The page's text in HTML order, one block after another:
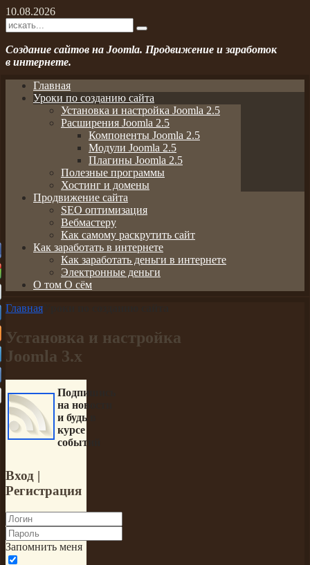
10.08.2026
Создание сайтов на Joomla. Продвижение и заработок
в интернете.
Главная
Уроки по созданию сайта
Установка и настройка Joomla 2.5
Расширения Joomla 2.5
Компоненты Joomla 2.5
Модули Joomla 2.5
Плагины Joomla 2.5
Полезные программы
Хостинг и домены
Продвижение сайта
SEO оптимизация
Вебмастеру
Как самому раскрутить сайт
Как заработать в интернете
Как заработать деньги в интернете
Электронные деньги
О том О сём
Главная
Установка и настройка
Joomla 3.x
Подпишись
на новости
и будь в
курсе
событий
Вход |
Регистрация
Запомнить меня